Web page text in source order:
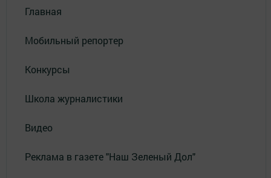
Главная
Мобильный репортер
Конкурсы
Школа журналистики
Видео
Реклама в газете "Наш Зеленый Дол"